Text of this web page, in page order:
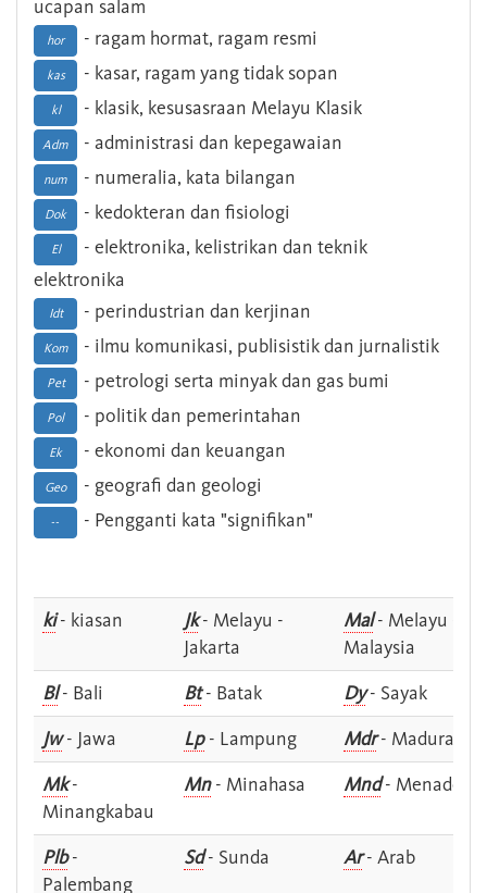
ucapan salam
hor - ragam hormat, ragam resmi
kas - kasar, ragam yang tidak sopan
kl - klasik, kesusasraan Melayu Klasik
Adm - administrasi dan kepegawaian
num - numeralia, kata bilangan
Dok - kedokteran dan fisiologi
El
- elektronika, kelistrikan dan teknik
elektronika
Idt - perindustrian dan kerjinan
Kom - ilmu komunikasi, publisistik dan jurnalistik
Pet - petrologi serta minyak dan gas bumi
Pol - politik dan pemerintahan
Ek - ekonomi dan keuangan
Geo - geografi dan geologi
-- - Pengganti kata "signifikan"
ki- kiasan Jk- Melayu -
Jakarta
Mal- Melayu -
Malaysia
Bl- Bali Bt- Batak Dy- Sayak
Jw- Jawa Lp- Lampung Mdr- Madura
Mk-
Minangkabau
Mn- Minahasa Mnd- Menado
Plb-
Palembang
Sd- Sunda Ar- Arab